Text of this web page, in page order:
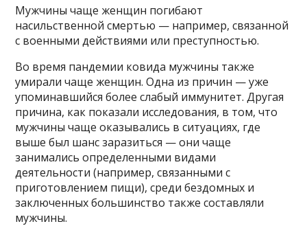
Мужчины чаще женщин погибают
насильственной смертью — например, связанной
с военными действиями или преступностью.
Во время пандемии ковида мужчины также
умирали чаще женщин. Одна из причин — уже
упоминавшийся более слабый иммунитет. Другая
причина, как показали исследования, в том, что
мужчины чаще оказывались в ситуациях, где
выше был шанс заразиться — они чаще
занимались определенными видами
деятельности (например, связанными с
приготовлением пищи), среди бездомных и
заключенных большинство также составляли
мужчины.